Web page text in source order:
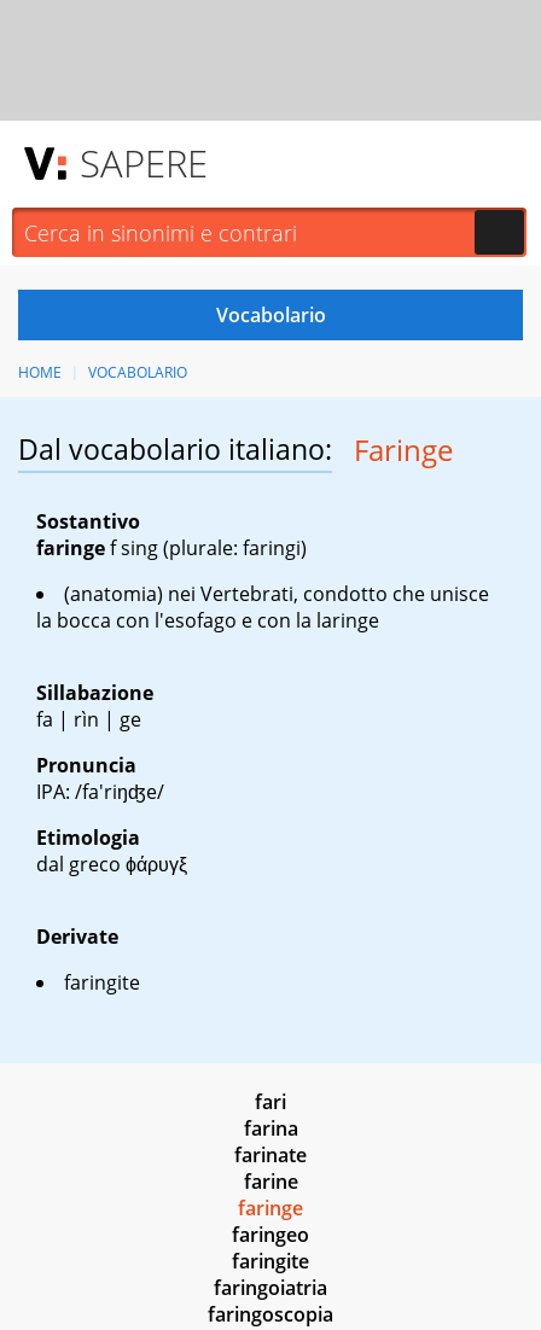
SAPERE
HOME VOCABOLARIO
Dal vocabolario italiano: Faringe
Sostantivo
faringef sing(plurale: faringi)
(anatomia) nei Vertebrati, condotto che unisce
la bocca con l'esofago e con la laringe
Sillabazione
fa | rìn | ge
Pronuncia
IPA: /fa'riŋʤe/
Etimologia
dal greco ϕάρυγξ
Derivate
faringite
fari
farina
farinate
farine
faringe
faringeo
faringite
faringoiatria
faringoscopia